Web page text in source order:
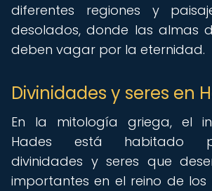
diferentes regiones y
desolados, donde las almas
deben vagar por la eternidad.
Divinidades y seres en
En la mitología griega, el
Hades está habitado
divinidades y seres que
importantes en el reino de los